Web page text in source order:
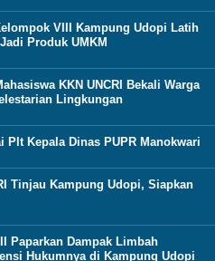
VIII Kampung Udopi Latih
Produk UMKM
KKN UNCRI Bekali Warga
Lingkungan
Kepala Dinas PUPR Manokwari
Tinjau Kampung Udopi, Siapkan
Paparkan Dampak Limbah
Hukumnya di Kampung Udopi